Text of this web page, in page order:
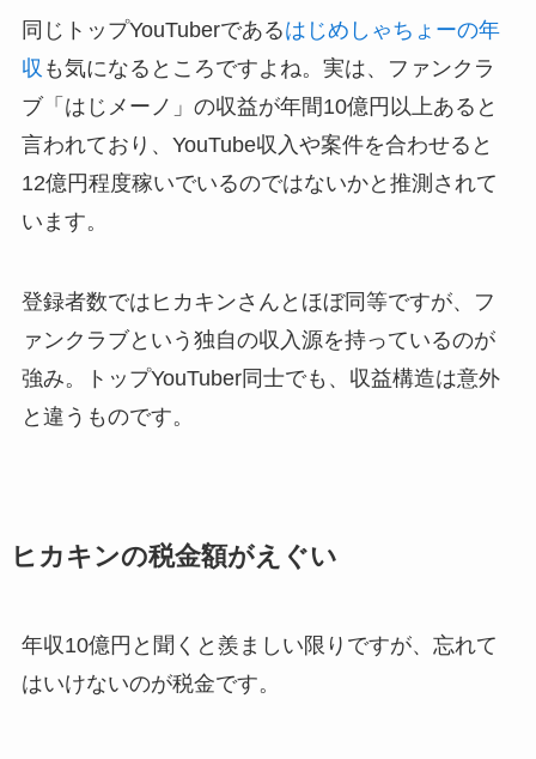
同じトップYouTuberであるはじめしゃちょーの年
収 も気になるところですよね。実は、ファンクラ
ブ「はじメーノ」の収益が年間10億円以上あると
言われており、YouTube収入や案件を合わせると
12億円程度稼いでいるのではないかと推測されて
います。
登録者数ではヒカキンさんとほぼ同等ですが、フ
ァンクラブという独自の収入源を持っているのが
強み。トップYouTuber同士でも、収益構造は意外
と違うものです。
ヒカキンの税金額がえぐい
年収10億円と聞くと羨ましい限りですが、忘れて
はいけないのが税金です。